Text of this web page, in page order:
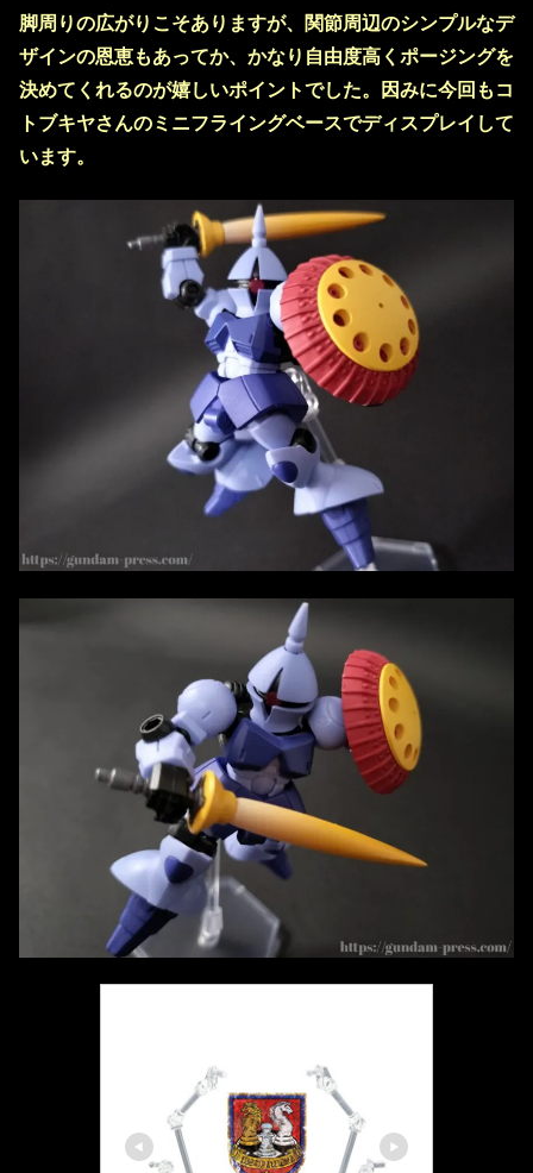
脚周りの広がりこそありますが、関節周辺のシンプルなデ
ザインの恩恵もあってか、かなり自由度高くポージングを
決めてくれるのが嬉しいポイントでした。因みに今回もコ
トブキヤさんのミニフライングベースでディスプレイして
います。